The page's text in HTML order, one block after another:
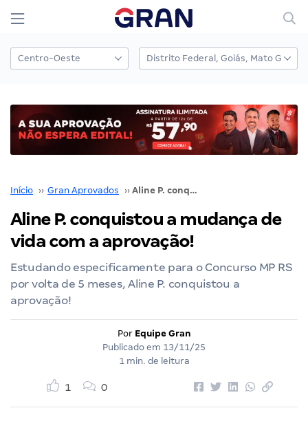
Início ›› Gran Aprovados ›› Aline P. conquistou a mudança de vida com a aprovação!
Aline P. conquistou a mudança de
vida com a aprovação!
Estudando especificamente para o Concurso MP RS
por volta de 5 meses, Aline P. conquistou a
aprovação!
Por Equipe Gran
Publicado em 13/11/25
1 min. de leitura
1 0